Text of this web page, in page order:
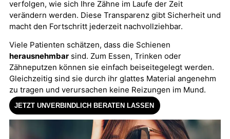
verfolgen, wie sich Ihre Zähne im Laufe der Zeit
verändern werden. Diese Transparenz gibt Sicherheit und
macht den Fortschritt jederzeit nachvollziehbar.
Viele Patienten schätzen, dass die Schienen
herausnehmbarsind. Zum Essen, Trinken oder
Zähneputzen können sie einfach beiseitegelegt werden.
Gleichzeitig sind sie durch ihr glattes Material angenehm
zu tragen und verursachen keine Reizungen im Mund.
JETZT UNVERBINDLICH BERATEN LASSEN